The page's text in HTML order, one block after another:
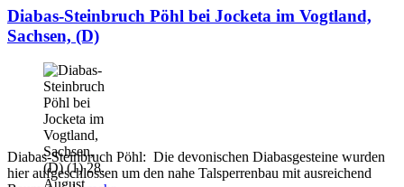
Diabas-Steinbruch Pöhl bei Jocketa im Vogtland,
Sachsen, (D)
Diabas-Steinbruch Pöhl: Die devonischen Diabasgesteine wurden
hier aufgeschlossen um den nahe Talsperrenbau mit ausreichend